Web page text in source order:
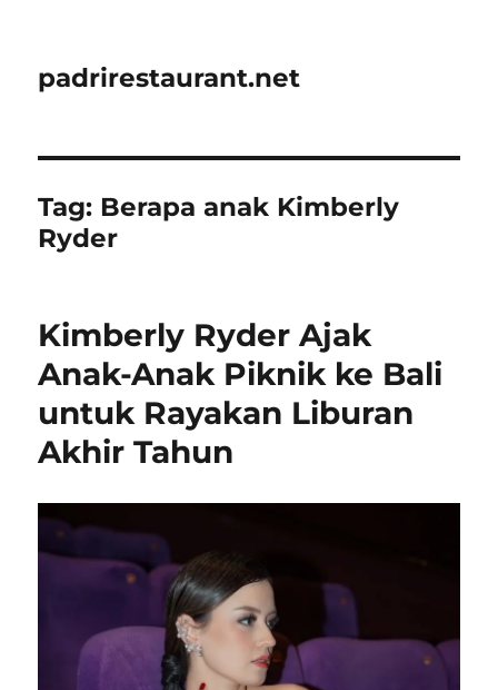
padrirestaurant.net
Tag: Berapa anak Kimberly
Ryder
Kimberly Ryder Ajak
Anak-Anak Piknik ke Bali
untuk Rayakan Liburan
Akhir Tahun